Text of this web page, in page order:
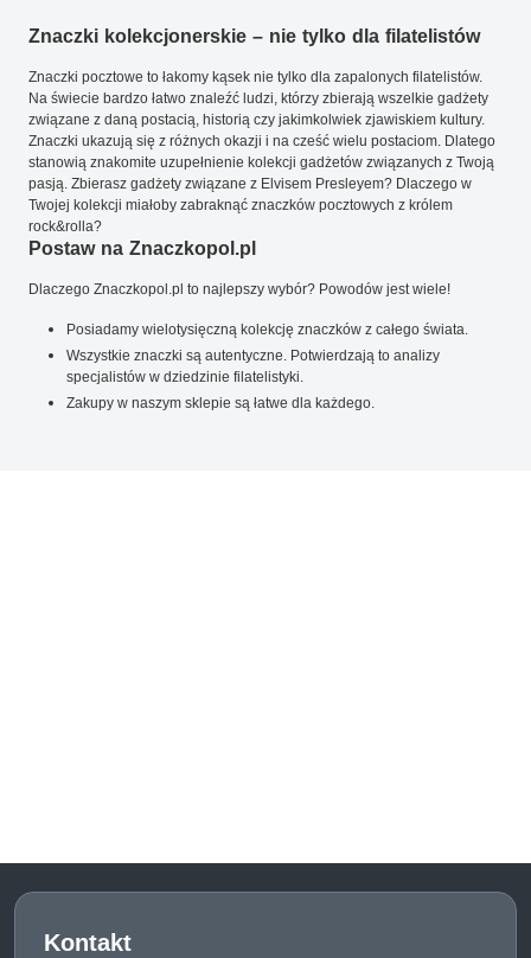
Znaczki kolekcjonerskie – nie tylko dla filatelistów
Znaczki pocztowe to łakomy kąsek nie tylko dla zapalonych filatelistów.
Na świecie bardzo łatwo znaleźć ludzi, którzy zbierają wszelkie gadżety
związane z daną postacią, historią czy jakimkolwiek zjawiskiem kultury.
Znaczki ukazują się z różnych okazji i na cześć wielu postaciom. Dlatego
stanowią znakomite uzupełnienie kolekcji gadżetów związanych z Twoją
pasją. Zbierasz gadżety związane z Elvisem Presleyem? Dlaczego w
Twojej kolekcji miałoby zabraknąć znaczków pocztowych z królem
rock&rolla?
Postaw na Znaczkopol.pl
Dlaczego Znaczkopol.pl to najlepszy wybór? Powodów jest wiele!
Posiadamy wielotysięczną kolekcję znaczków z całego świata.
Wszystkie znaczki są autentyczne. Potwierdzają to analizy
specjalistów w dziedzinie filatelistyki.
Zakupy w naszym sklepie są łatwe dla każdego.
Kontakt